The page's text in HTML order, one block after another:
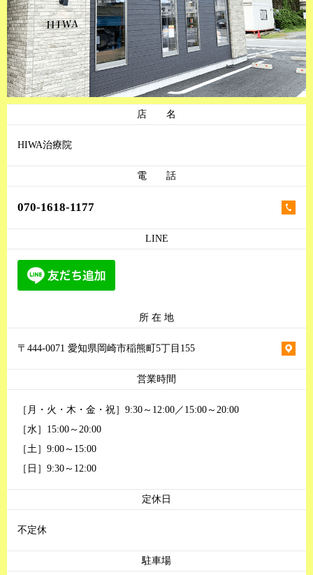
店 名
HIWA治療院
電 話
070-1618-1177
LINE
所 在 地
〒444-0071 愛知県岡崎市稲熊町5丁目155
営業時間
［月・火・木・金・祝］9:30～12:00／15:00～20:00
［水］15:00～20:00
［土］9:00～15:00
［日］9:30～12:00
定休日
不定休
駐車場